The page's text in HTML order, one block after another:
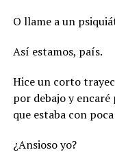
O llame a un
Así estamos, país.
Hice un corto
por debajo y
que estaba con
¿Ansioso yo?